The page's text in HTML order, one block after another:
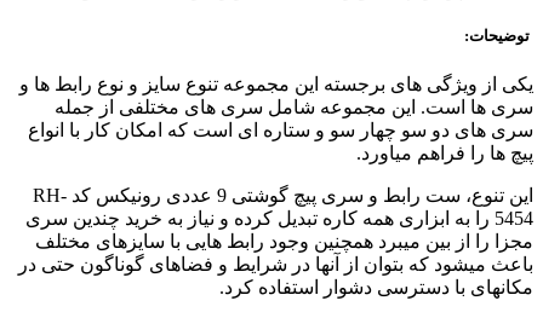
توضیحات:
یکی از ویژگی های برجسته این مجموعه تنوع سایز و نوع رابط ها و
سری ها است. این مجموعه شامل سری های مختلفی از جمله
سری های دو سو چهار سو و ستاره ای است که امکان کار با انواع
پیچ ها را فراهم میاورد.
این تنوع، ست رابط و سری پیچ گوشتی 9 عددی رونیکس کد RH-
5454 را به ابزاری همه کاره تبدیل کرده و نیاز به خرید چندین سری
مجزا را از بین میبرد همچنین وجود رابط هایی با سایزهای مختلف
باعث میشود که بتوان از آنها در شرایط و فضاهای گوناگون حتی در
مکانهای با دسترسی دشوار استفاده کرد.